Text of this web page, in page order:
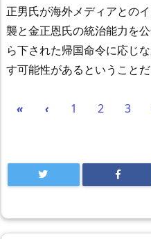
正男氏が海外メディアとの
襲と金正恩氏の統治能力を
ら下された帰国命令に応じ
す可能性があるということだ
« ‹ 1 2 3